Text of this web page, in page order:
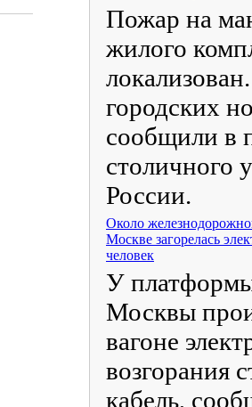
Пожар на
жилого
городских
сообщили в
столичного
России.
Около
Москве загорелась
человек
У
Москвы
вагоне
возгорания
кабель,